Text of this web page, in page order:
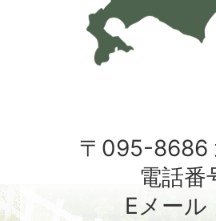
〒095-8686
電話
Eメー